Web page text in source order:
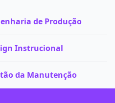
de Produção
Instrucional
da Manutenção